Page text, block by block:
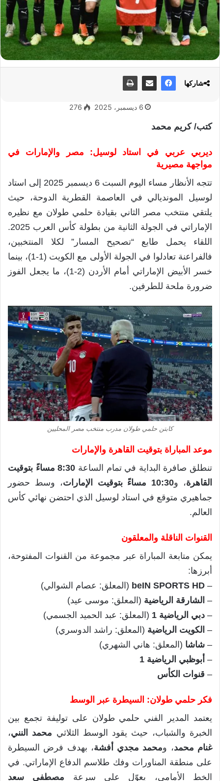
6 ديسمبر، 2025 276
كتب/ كريم محمد
ديربي عربي في استاد لوسيل: مصر والإمارات في
مواجهة مصيرية
تتجه الأنظار مساء اليوم السبت 6 ديسمبر 2025 إلى استاد
لوسيل المونديالي في العاصمة القطرية الدوحة، حيث
يلتقي منتخب مصر الثاني بقيادة حلمي طولان مع نظيره
الإماراتي في الجولة الثانية من بطولة كأس العرب 2025.
اللقاء يحمل طابع “تصحيح المسار” لكلا المنتخبين،
فالفراعنة تعادلوا في الجولة الأولى مع الكويت (1-1)، بينما
خسر الأبيض الإماراتي أمام الأردن (2-1)، ما يجعل الفوز
ضرورة ملحة للطرفين.
كابتن حلمي طولان مدرب منتخب مصر المحليين
موعد المباراة بتوقيت القاهرة والإمارات
تنطلق صافرة البداية في تمام الساعة
8:30 مساءً بتوقيت
القاهرة، و10:30 مساءً بتوقيت الإمارات
، وسط حضور
جماهيري متوقع في استاد لوسيل الذي احتضن نهائي كأس
العالم.
القنوات الناقلة والمعلقون
يمكن متابعة المباراة عبر مجموعة من القنوات المفتوحة،
أبرزها:
–
beIN SPORTS HD (المعلق: عصام الشوالي)
– الشارقة الرياضية (المعلق: موسى عيد)
– دبي الرياضية 1
(المعلق: عبد الحميد الجسمي)
– الكويت الرياضية (المعلق: راشد الدوسري)
– شاشا (المعلق: هاني الشهري)
– أبوظبي الرياضية 1
– قنوات الكأس
فكر حلمي طولان: السيطرة عبر الوسط
يعتمد المدير الفني حلمي طولان على توليفة تجمع بين
الخبرة والشباب، حيث يقود الوسط الثلاثي محمد النني،
غنام محمد، ومحمد مجدي أفشة، بهدف فرض السيطرة
على منطقة المناورات وفك طلاسم الدفاع الإماراتي. في
الخط الأمامي، يعوّل على سرعة مصطفى سعد
شاركها